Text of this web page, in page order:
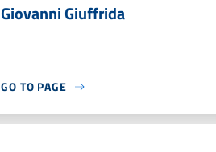
Giovanni Giuffrida
GO TO PAGE